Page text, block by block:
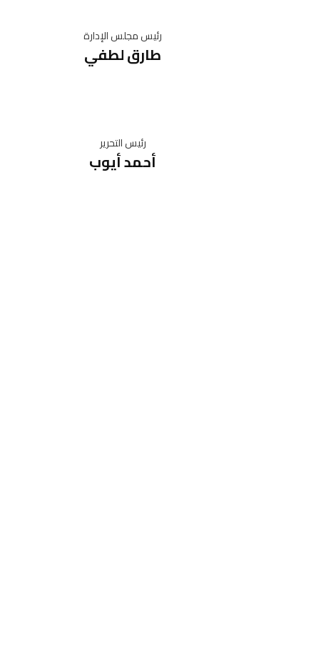
رئيس مجلس الإدارة
طارق لطفي
رئيس التحرير
أحمد أيوب